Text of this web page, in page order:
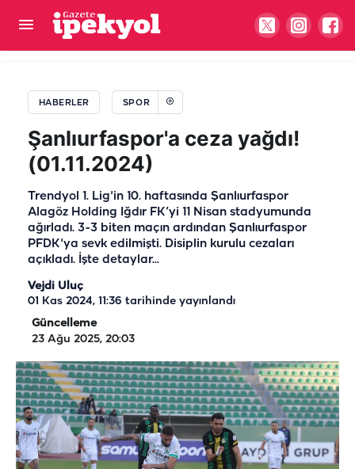
HABERLER SPOR
Şanlıurfaspor'a ceza yağdı!
(01.11.2024)
Trendyol 1. Lig'in 10. haftasında Şanlıurfaspor
Alagöz Holding Iğdır FK’yi 11 Nisan stadyumunda
ağırladı. 3-3 biten maçın ardından Şanlıurfaspor
PFDK'ya sevk edilmişti. Disiplin kurulu cezaları
açıkladı. İşte detaylar...
Vejdi Uluç
01 Kas 2024, 11:36 tarihinde yayınlandı
Güncelleme
23 Ağu 2025, 20:03
Şanlıurfa'da zirveye çıktılar! Ağrı'da kürsü